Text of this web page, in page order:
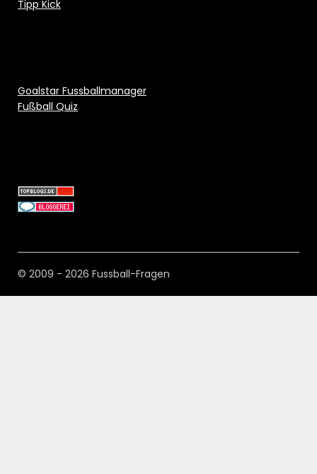
Tipp Kick
Goalstar Fussballmanager
Fußball Quiz
© 2009 - 2026 Fussball-Fragen